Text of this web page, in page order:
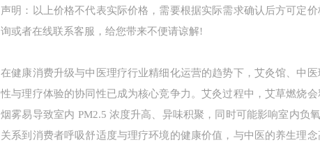
声明：以上价格不代表实际价格，需要根据实际需求确认后方可定
询或者在线联系客服，给您带来不便请谅解!
在健康消费升级与中医理疗行业精细化运营的趋势下，艾灸馆、中
性与理疗体验的协同性已成为核心竞争力。艾灸过程中，艾草燃烧
烟雾易导致室内 PM2.5 浓度升高、异味积聚，同时可能影响室内
关系到消费者呼吸舒适度与理疗环境的健康价值，与中医的养生理